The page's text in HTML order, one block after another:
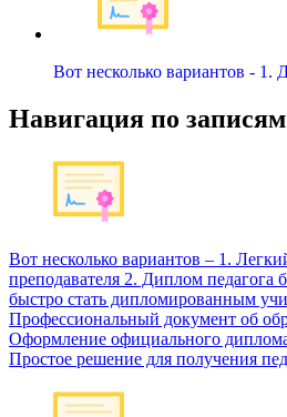
Вот несколько вариантов -
Навигация по записям
Вот несколько вариантов – 1.
преподавателя 2. Диплом педагога
быстро стать дипломированным
Профессиональный документ об
Оформление официального
Простое решение для получения